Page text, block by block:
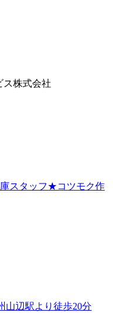
ス株式会社
スタッフ★コツモク作
辺駅より徒歩20分